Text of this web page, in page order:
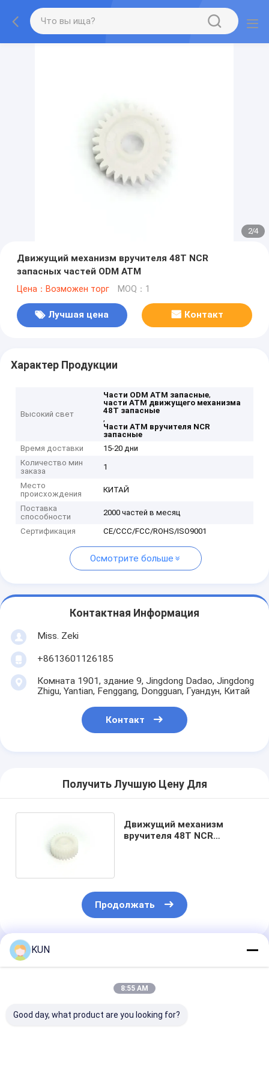
2/4
Движущий механизм вручителя 48T NCR
запасных частей ODM ATM
Цена：Возможен торг MOQ：1
Лучшая цена Контакт
Характер Продукции
Высокий свет
Части ODM ATM запасные,
части ATM движущего механизма
48T запасные
,
Части ATM вручителя NCR
запасные
Время доставки
15-20 дни
Количество мин
заказа
1
Место
происхождения
КИТАЙ
Поставка
способности
2000 частей в месяц
Сертификация CE/CCC/FCC/ROHS/ISO9001
Осмотрите больше
Контактная Информация
Miss. Zeki
+8613601126185
Комната 1901, здание 9, Jingdong Dadao, Jingdong
Zhigu, Yantian, Fenggang, Dongguan, Гуандун, Китай
Контакт
Получить Лучшую Цену Для
Движущий механизм
вручителя 48T NCR
Продолжать
Порекомендованные Продукты
KUN
8:55 AM
Good day, what product are you looking for?